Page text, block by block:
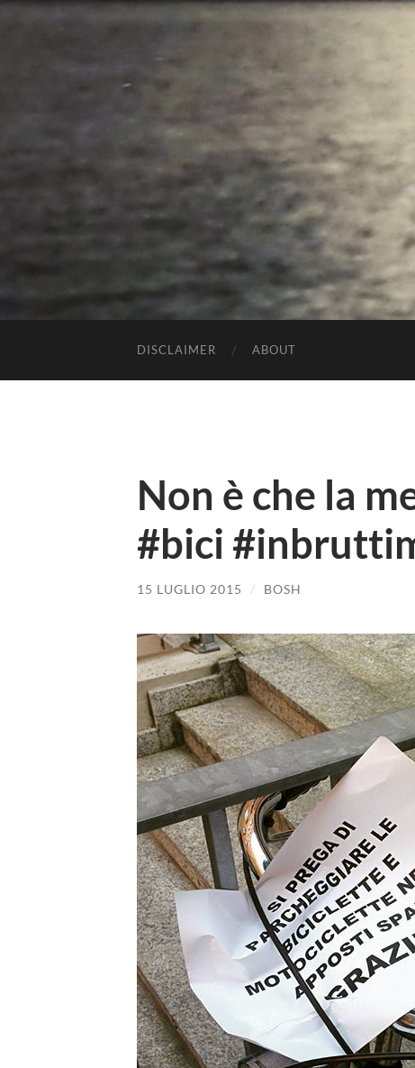
DISCLAIMER ABOUT
Non è che la
#bici
15 LUGLIO 2015 / BOSH